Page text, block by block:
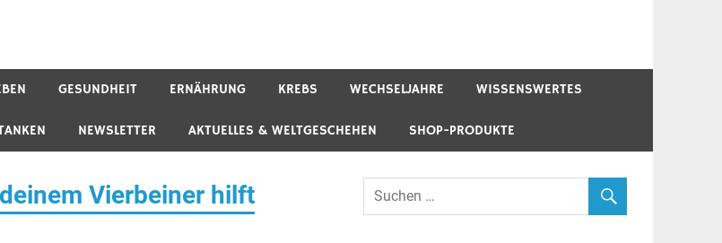
GESUNDHEIT ERNÄHRUNG KREBS WECHSELJAHRE WISSENSWERTES
NEWSLETTER AKTUELLES & WELTGESCHEHEN SHOP-PRODUKTE
Vierbeiner hilft